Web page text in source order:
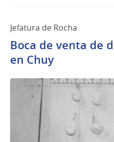
Jefatura de Rocha
Boca de venta de
en Chuy